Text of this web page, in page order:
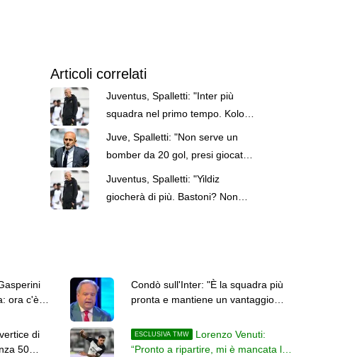
Articoli correlati
Juventus, Spalletti: "Inter più
squadra nel primo tempo. Kolo
Muani e Alajbegovic sono forti"
Juve, Spalletti: "Non serve un
bomber da 20 gol, presi giocatori
per arrivare a quella cifra"
Juventus, Spalletti: "Yildiz
giocherà di più. Bastoni? Non
ora c'è
Condò sull'Inter: "È la squadra più
pronta e mantiene un vantaggio
di
50
ESCLUSIVA TMW
Lorenzo Venuti:
“Pronto a ripartire, mi è mancata la